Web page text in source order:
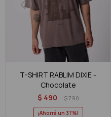
T-SHIRT RABLIM DIXIE -
Chocolate
$ 490 $790
37